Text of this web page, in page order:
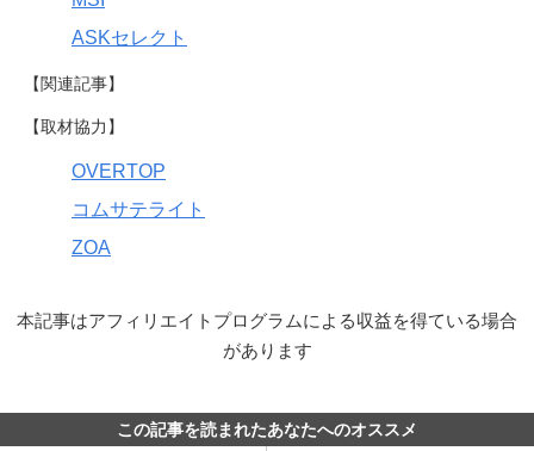
ASKセレクト
【関連記事】
【取材協力】
OVERTOP
コムサテライト
ZOA
本記事はアフィリエイトプログラムによる収益を得ている場合
があります
この記事を読まれたあなたへのオススメ